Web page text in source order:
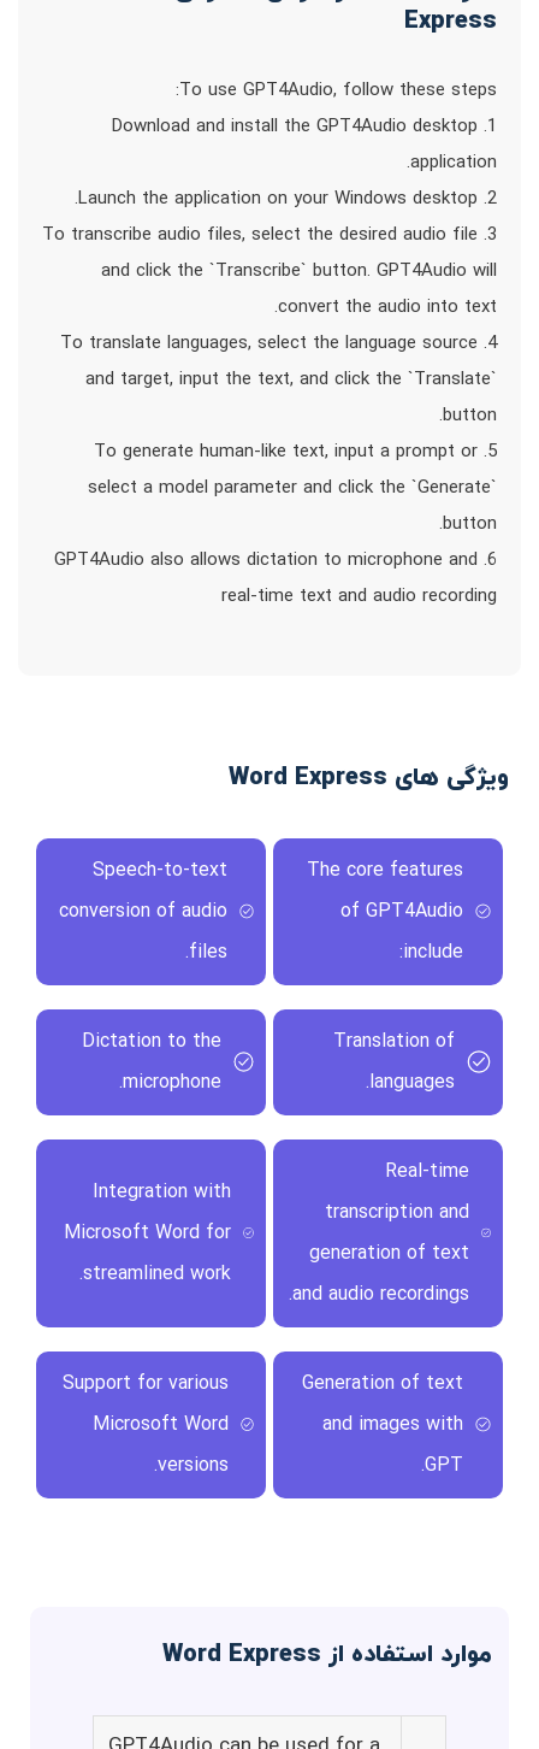
Express
To use GPT4Audio, follow these steps:
1. Download and install the GPT4Audio desktop
application.
2. Launch the application on your Windows desktop.
3. To transcribe audio files, select the desired audio file
and click the `Transcribe` button. GPT4Audio will
convert the audio into text.
4. To translate languages, select the language source
and target, input the text, and click the `Translate`
button.
5. To generate human-like text, input a prompt or
select a model parameter and click the `Generate`
button.
6. GPT4Audio also allows dictation to microphone and
real-time text and audio recording
ویژگی های Word Express
The core features
of GPT4Audio
include:
Speech-to-text
conversion of audio
files.
Translation of
languages.
Dictation to the
microphone.
Real-time
transcription and
generation of text
and audio recordings.
Integration with
Microsoft Word for
streamlined work.
Generation of text
and images with
GPT.
Support for various
Microsoft Word
versions.
موارد استفاده از Word Express